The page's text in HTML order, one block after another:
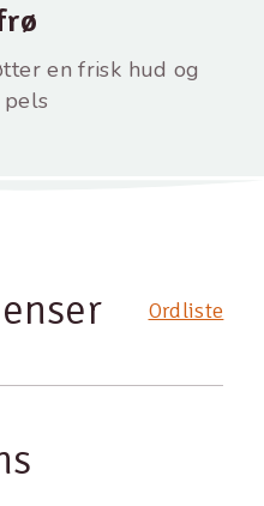
en frisk hud og
Ordliste